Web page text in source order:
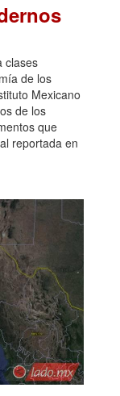
clases
de los
Mexicano
de los
que
reportada en